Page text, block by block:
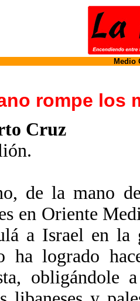
Medio
rompe los
Cruz
de la mano
en Oriente
a Israel en la
ha logrado
obligándole